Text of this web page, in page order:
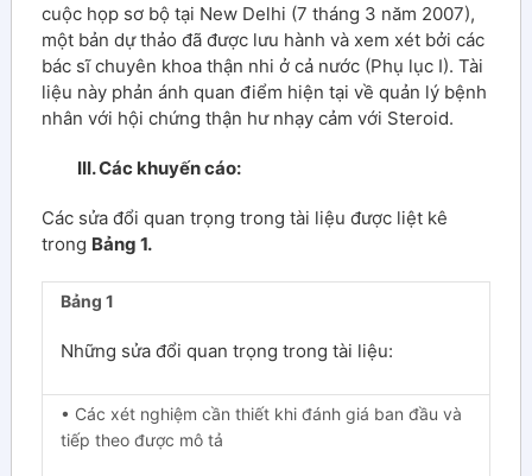
cuộc họp sơ bộ tại New Delhi (7 tháng 3 năm 2007),
một bản dự thảo đã được lưu hành và xem xét bởi các
bác sĩ chuyên khoa thận nhi ở cả nước (Phụ lục I). Tài
liệu này phản ánh quan điểm hiện tại về quản lý bệnh
nhân với hội chứng thận hư nhạy cảm với Steroid.
III. Các khuyến cáo:
Các sửa đổi quan trọng trong tài liệu được liệt kê
trong Bảng 1.
Bảng 1
Những sửa đổi quan trọng trong tài liệu:
• Các xét nghiệm cần thiết khi đánh giá ban đầu và
tiếp theo được mô tả